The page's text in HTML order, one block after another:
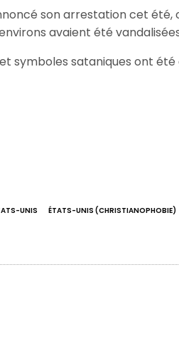
son arrestation cet été,
avaient été
symboles sataniques ont
UNIS ÉTATS-UNIS (CHRISTIANOPHOBIE)